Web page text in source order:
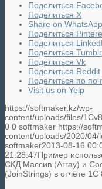
Поделиться
Поделиться X
Share on WhatsApp
Поделиться
Поделиться
Поделиться Tumblr
Поделиться Vk
Поделиться Reddit
Поделиться по
Visit us on Yelp
https://softmaker.kz/wp-
content/uploads/files/
0 0 softmaker https://
content/uploads/2020/04/
softmaker2013-08-16
21:28:47Пример
СКД Массив (Array) и
(JoinStrings) в отчёте 1С